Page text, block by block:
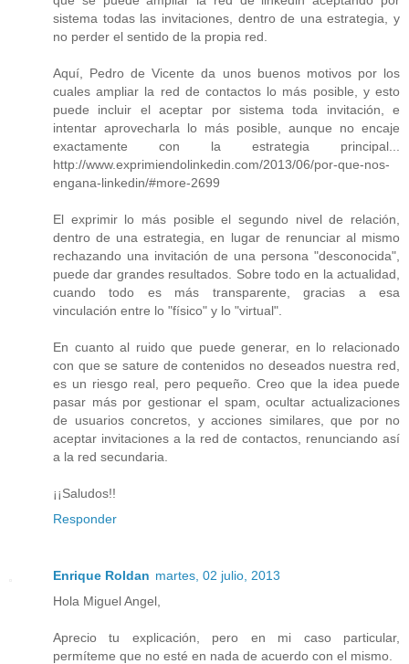
sistema todas las invitaciones, dentro de una estrategia, y
no perder el sentido de la propia red.
Aquí, Pedro de Vicente da unos buenos motivos por los
cuales ampliar la red de contactos lo más posible, y esto
puede incluir el aceptar por sistema toda invitación, e
intentar aprovecharla lo más posible, aunque no encaje
exactamente con la estrategia principal...
http://www.exprimiendolinkedin.com/2013/06/por-que-nos-
engana-linkedin/#more-2699
El exprimir lo más posible el segundo nivel de relación,
dentro de una estrategia, en lugar de renunciar al mismo
rechazando una invitación de una persona "desconocida",
puede dar grandes resultados. Sobre todo en la actualidad,
cuando todo es más transparente, gracias a esa
vinculación entre lo "físico" y lo "virtual".
En cuanto al ruido que puede generar, en lo relacionado
con que se sature de contenidos no deseados nuestra red,
es un riesgo real, pero pequeño. Creo que la idea puede
pasar más por gestionar el spam, ocultar actualizaciones
de usuarios concretos, y acciones similares, que por no
aceptar invitaciones a la red de contactos, renunciando así
a la red secundaria.
¡¡Saludos!!
Responder
Enrique Roldan martes, 02 julio, 2013
Hola Miguel Angel,
Aprecio tu explicación, pero en mi caso particular,
permíteme que no esté en nada de acuerdo con el mismo.